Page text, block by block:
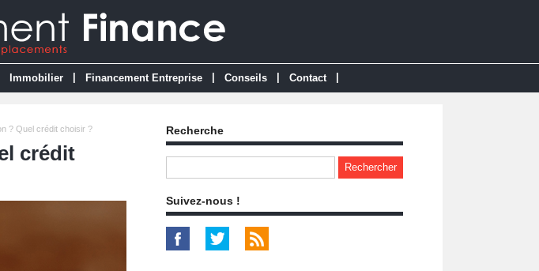
Immobilier Financement Entreprise Conseils Contact
? Quel crédit choisir ?
crédit
Recherche
Suivez-nous !